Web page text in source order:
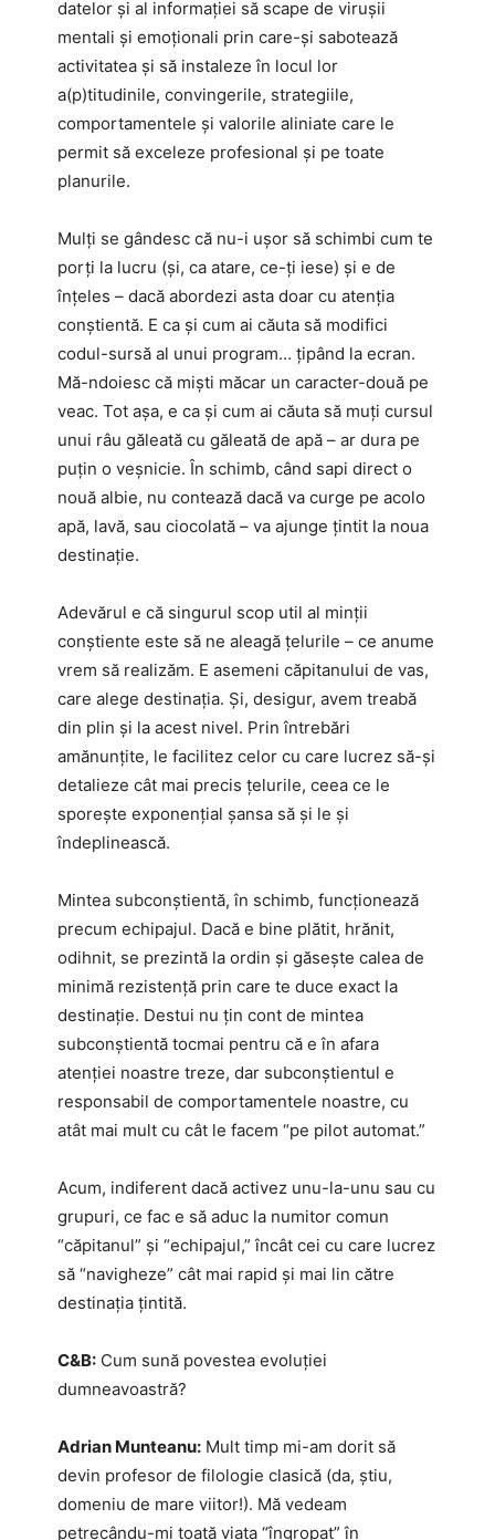
datelor și al informației să scape de virușii
mentali și emoționali prin care-și sabotează
activitatea și să instaleze în locul lor
a(p)titudinile, convingerile, strategiile,
comportamentele și valorile aliniate care le
permit să exceleze profesional și pe toate
planurile.
Mulți se gândesc că nu-i ușor să schimbi cum te
porți la lucru (și, ca atare, ce-ți iese) și e de
înțeles – dacă abordezi asta doar cu atenția
conștientă. E ca și cum ai căuta să modifici
codul-sursă al unui program… țipând la ecran.
Mă-ndoiesc că miști măcar un caracter-două pe
veac. Tot așa, e ca și cum ai căuta să muți cursul
unui râu găleată cu găleată de apă – ar dura pe
puțin o veșnicie. În schimb, când sapi direct o
nouă albie, nu contează dacă va curge pe acolo
apă, lavă, sau ciocolată – va ajunge țintit la noua
destinație.
Adevărul e că singurul scop util al minții
conștiente este să ne aleagă țelurile – ce anume
vrem să realizăm. E asemeni căpitanului de vas,
care alege destinația. Și, desigur, avem treabă
din plin și la acest nivel. Prin întrebări
amănunțite, le facilitez celor cu care lucrez să-și
detalieze cât mai precis țelurile, ceea ce le
sporește exponențial șansa să și le și
îndeplinească.
Mintea subconștientă, în schimb, funcționează
precum echipajul. Dacă e bine plătit, hrănit,
odihnit, se prezintă la ordin și găsește calea de
minimă rezistență prin care te duce exact la
destinație. Destui nu țin cont de mintea
subconștientă tocmai pentru că e în afara
atenției noastre treze, dar subconștientul e
responsabil de comportamentele noastre, cu
atât mai mult cu cât le facem “pe pilot automat.”
Acum, indiferent dacă activez unu-la-unu sau cu
grupuri, ce fac e să aduc la numitor comun
“căpitanul” și “echipajul,” încât cei cu care lucrez
să “navigheze” cât mai rapid și mai lin către
destinația țintită.
C&B: Cum sună povestea evoluției
dumneavoastră?
Adrian Munteanu: Mult timp mi-am dorit să
devin profesor de filologie clasică (da, știu,
domeniu de mare viitor!). Mă vedeam
petrecându-mi toată viața “îngropat” în